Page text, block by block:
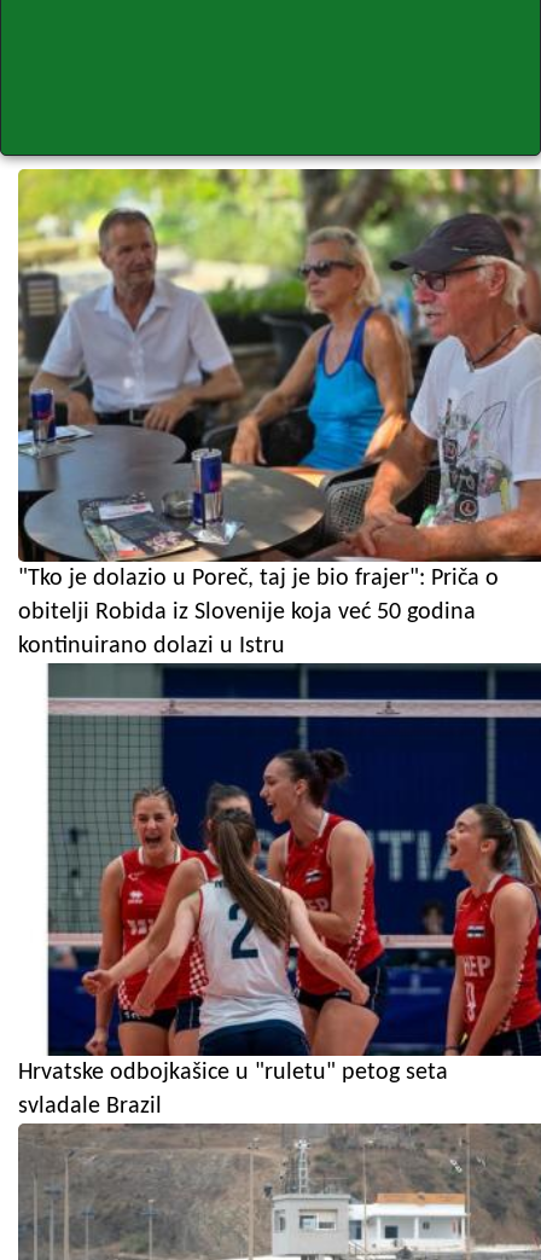
"Tko je dolazio u Poreč, taj je bio frajer": Priča o
obitelji Robida iz Slovenije koja već 50 godina
kontinuirano dolazi u Istru
Hrvatske odbojkašice u "ruletu" petog seta
svladale Brazil